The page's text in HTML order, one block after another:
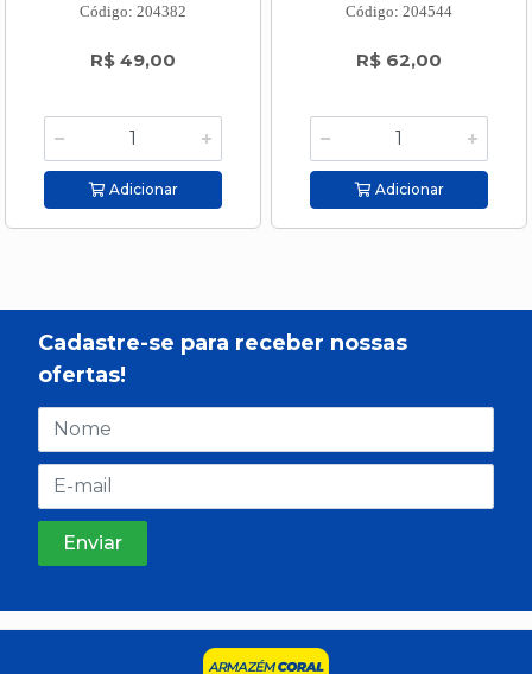
Código: 204382
R$ 49,00
Adicionar
Código: 204544
R$ 62,00
Adicionar
Cadastre-se para receber nossas
ofertas!